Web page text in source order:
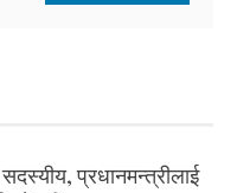
प्रधानमन्त्रीलाई